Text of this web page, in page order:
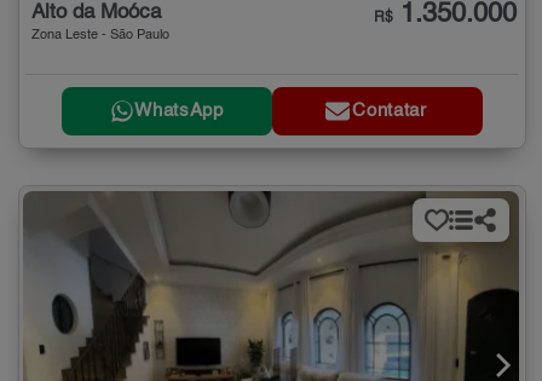
Alto da Moóca
Zona Leste - São Paulo
R$ 1.350.000
WhatsApp Contatar